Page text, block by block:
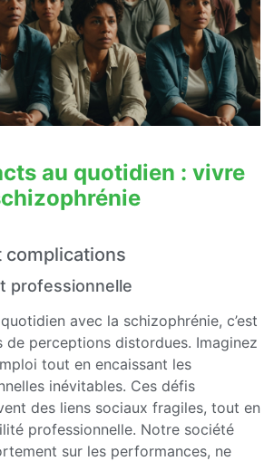
au quotidien : vivre
complications
professionnelle
avec la schizophrénie, c’est
de perceptions distordues. Imaginez
tout en encaissant les
inévitables. Ces défis
des liens sociaux fragiles, tout en
professionnelle. Notre société
sur les performances, ne